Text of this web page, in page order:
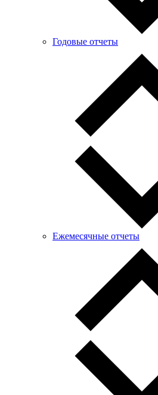
Годовые отчеты
Ежемесячные отчеты